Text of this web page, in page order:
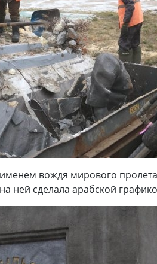
вождя мирового
ней сделала арабской